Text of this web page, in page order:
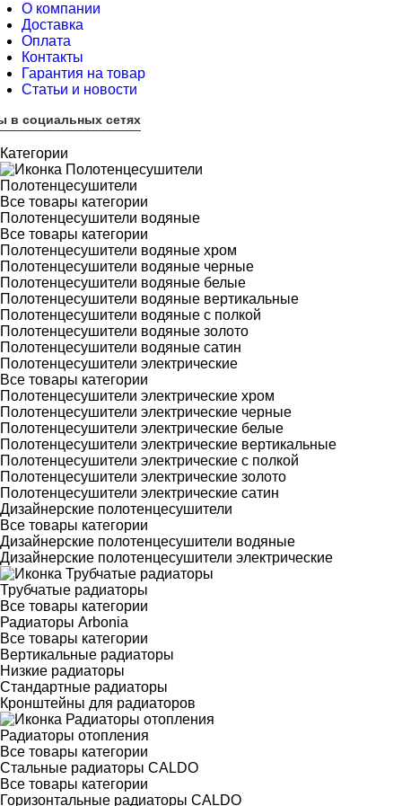
О компании
Доставка
Оплата
Контакты
Гарантия на товар
Статьи и новости
в социальных сетях
Категории
Полотенцесушители
Все товары категории
Полотенцесушители водяные
Все товары категории
Полотенцесушители водяные хром
Полотенцесушители водяные черные
Полотенцесушители водяные белые
Полотенцесушители водяные вертикальные
Полотенцесушители водяные с полкой
Полотенцесушители водяные золото
Полотенцесушители водяные сатин
Полотенцесушители электрические
Все товары категории
Полотенцесушители электрические хром
Полотенцесушители электрические черные
Полотенцесушители электрические белые
Полотенцесушители электрические вертикальные
Полотенцесушители электрические с полкой
Полотенцесушители электрические золото
Полотенцесушители электрические сатин
Дизайнерские полотенцесушители
Все товары категории
Дизайнерские полотенцесушители водяные
Дизайнерские полотенцесушители электрические
Трубчатые радиаторы
Все товары категории
Радиаторы Arbonia
Все товары категории
Вертикальные радиаторы
Низкие радиаторы
Стандартные радиаторы
Кронштейны для радиаторов
Радиаторы отопления
Все товары категории
Стальные радиаторы CALDO
Все товары категории
Горизонтальные радиаторы CALDO